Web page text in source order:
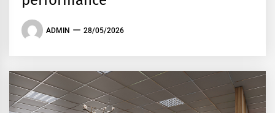
ADMIN 28/05/2026